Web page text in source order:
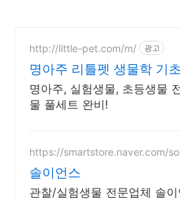
http://little-pet.com/m/ 광고
명아주 리틀펫 생물학 기
명아주, 실험생물, 초등생물
물 풀세트 완비!
https://smartstore.naver.com/
솔이언스
관찰/실험생물 전문업체 솔